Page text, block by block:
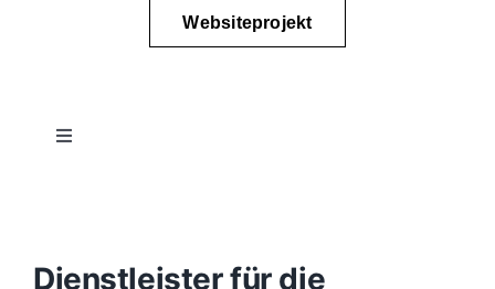
Websiteprojekt
Toggle
Konzept
Dienstleister für die